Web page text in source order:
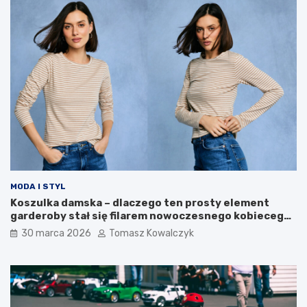
w
e
z
w
MODA I STYL
Koszulka damska – dlaczego ten prosty element
garderoby stał się filarem nowoczesnego kobiecego
stylu?
30 marca 2026 Tomasz Kowalczyk